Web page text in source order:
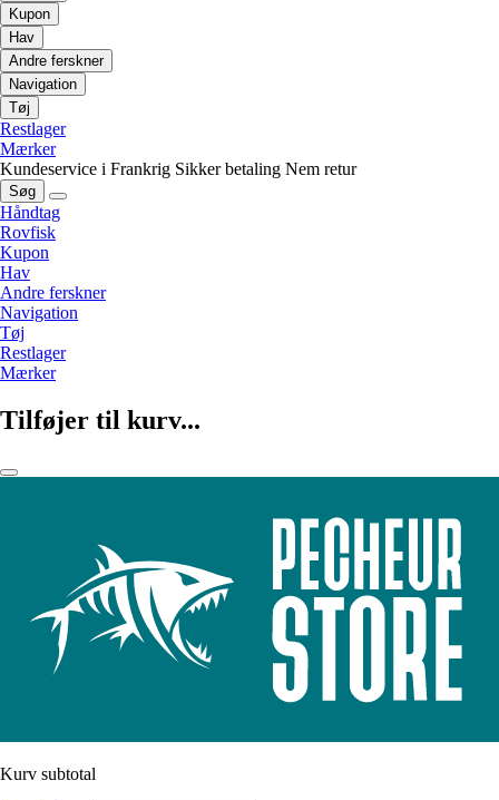
Kupon
Hav
Andre ferskner
Navigation
Tøj
Restlager
Mærker
Kundeservice i Frankrig Sikker betaling Nem retur
Søg
Håndtag
Rovfisk
Kupon
Hav
Andre ferskner
Navigation
Tøj
Restlager
Mærker
Tilføjer til kurv...
Kurv subtotal